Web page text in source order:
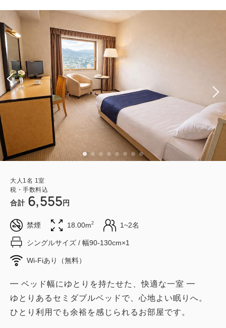
大人 1 名 1 室
税・手数料込
合計 6,555 円
禁煙 18.00m2 1~2名
シングルサイズ / 幅90-130cm×1
Wi-Fiあり（無料）
━ ベッド幅にゆとりを持たせた、快適な一室 ━
ゆとりあるセミダブルベッドで、心地よい眠りへ。
ひとり利用でも余裕を感じられるお部屋です。